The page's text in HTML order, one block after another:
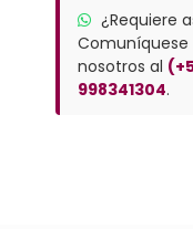
¿Requiere
nosotros al
998341304.